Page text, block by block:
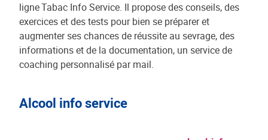
ligne Tabac Info Service. Il propose des conseils, des
exercices et des tests pour bien se préparer et
augmenter ses chances de réussite au sevrage, des
informations et de la documentation, un service de
coaching personnalisé par mail.
Alcool info service